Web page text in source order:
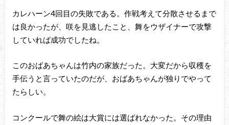
カレハーン4回目の失敗である。作戦考えて分散させるまで
は良かったが、咲を見逃したこと、舞をウザイナーで攻撃
していれば成功でしたね。
このおばあちゃんは竹内の家族だった。大変だから収穫を
手伝うと言っていたのだが、おばあちゃんが独りでやって
たらしい。
コンクールで舞の絵は大賞には選ばれなかった。その理由